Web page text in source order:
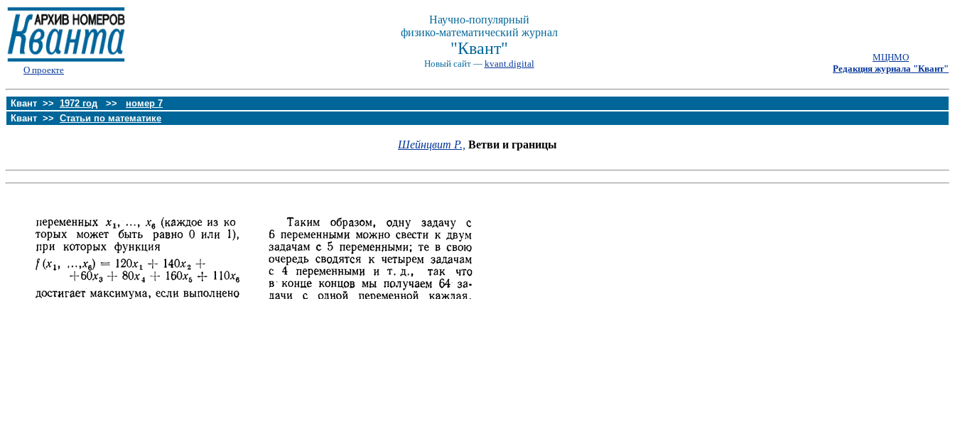
О проекте
Научно-популярный
физико-математический журнал
"Квант"
Новый сайт — kvant.digital
МЦНМО
Редакция журнала "Квант"
Квант >> 1972 год >> номер 7
Квант >> Статьи по математике
Шейнцвит Р., Ветви и границы